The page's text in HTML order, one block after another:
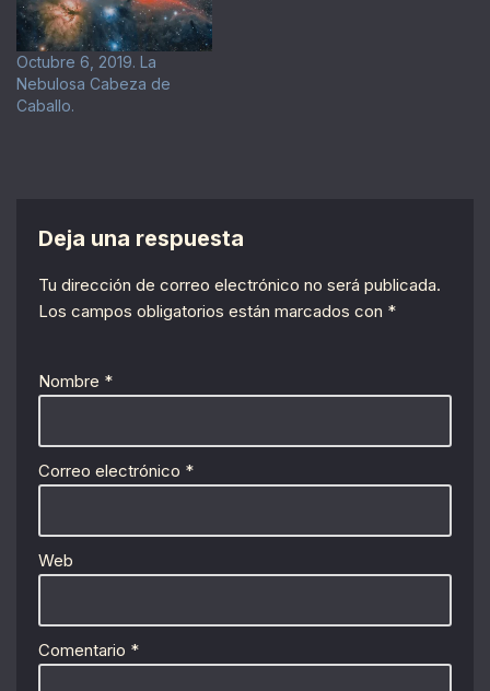
Octubre 6, 2019. La
Nebulosa Cabeza de
Caballo.
Deja una respuesta
Tu dirección de correo electrónico no será publicada.
Los campos obligatorios están marcados con *
Nombre *
Correo electrónico *
Web
Comentario *